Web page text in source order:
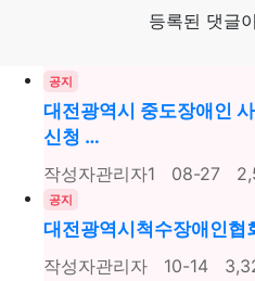
등록된 댓글
공지
대전광역시 중도장애인
신청 …
작성자관리자1 08-27
공지
대전광역시척수장애인협
작성자관리자 10-14